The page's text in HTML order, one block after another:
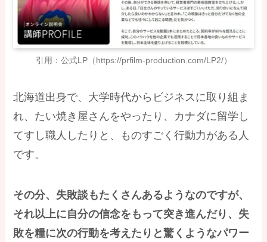
引用：公式LP（https://prfilm-production.com/LP2/）
北海道出身で、大学時代からビジネスに取り組ま
れ、たい焼き屋さんをやったり、カナダに留学し
てすし職人したりと、ものすごく行動力がある人
です。
その分、失敗談もたくさんあるようなのですが、
それ以上に自分の信念をもって突き進んだり、失
敗を糧に次の行動を考えたりと驚くようなパワー